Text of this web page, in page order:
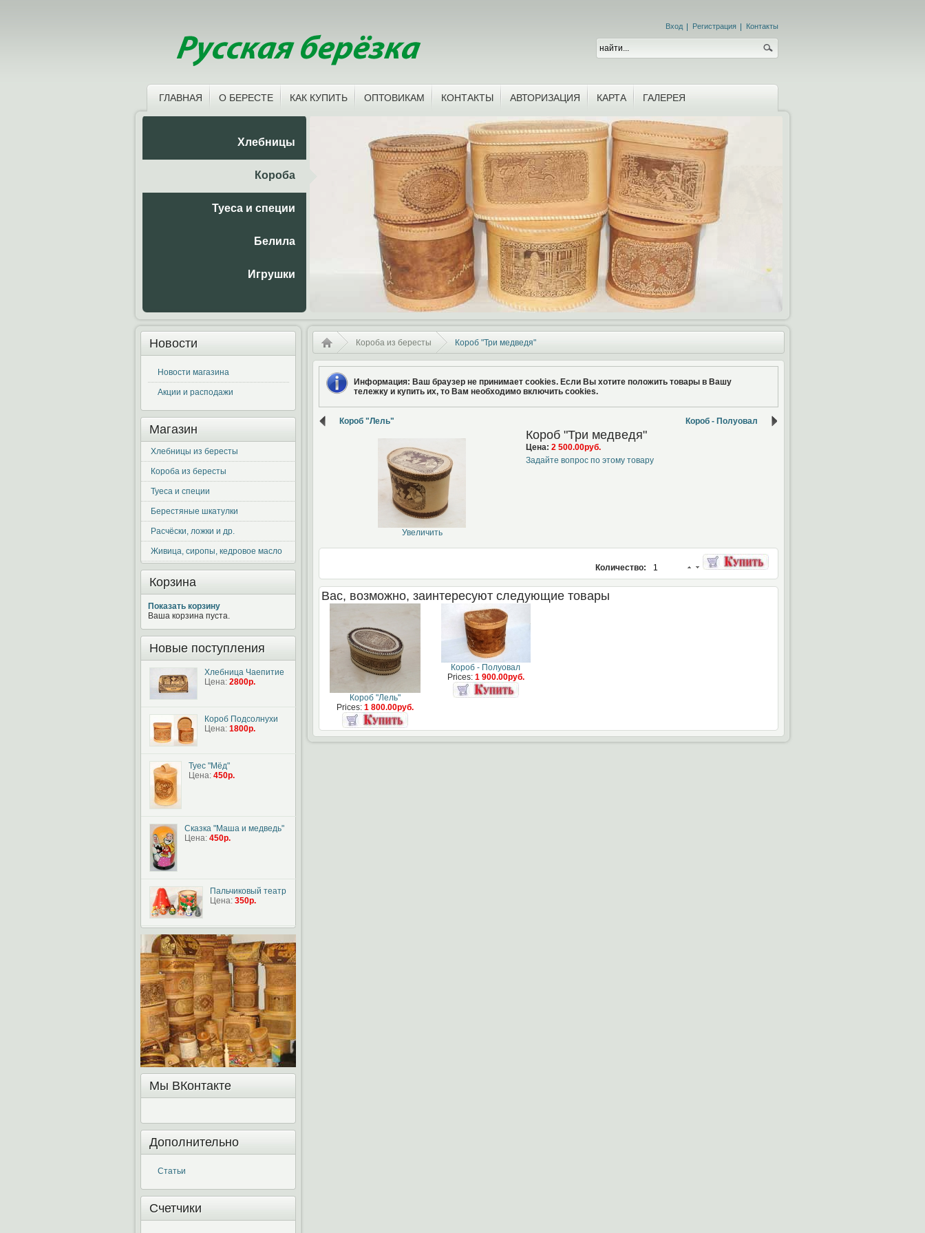
Вход Регистрация Контакты
ГЛАВНАЯ О БЕРЕСТЕ КАК КУПИТЬ ОПТОВИКАМ КОНТАКТЫ АВТОРИЗАЦИЯ КАРТА ГАЛЕРЕЯ
Хлебницы
Короба
Туеса и специи
Белила
Игрушки
Новости
Новости магазина
Акции и расподажи
Магазин
Хлебницы из бересты
Короба из бересты
Туеса и специи
Берестяные шкатулки
Расчёски, ложки и др.
Живица, сиропы, кедровое масло
Корзина
Показать корзину
Ваша корзина пуста.
Новые поступления
Хлебница Чаепитие
Цена: 2800р.
Короб Подсолнухи
Цена: 1800р.
Туес "Мёд"
Цена: 450р.
Сказка "Маша и медведь"
Цена: 450р.
Пальчиковый театр
Цена: 350р.
Мы ВКонтакте
Дополнительно
Статьи
Счетчики
Короба из бересты Короб "Три медведя"
Информация: Ваш браузер не принимает cookies. Если Вы хотите положить товары в Вашу
тележку и купить их, то Вам необходимо включить cookies.
Короб "Лель" Короб - Полуовал
Увеличить
Короб "Три медведя"
Цена: 2 500.00руб.
Задайте вопрос по этому товару
Количество:
Вас, возможно, заинтересуют следующие товары
Короб "Лель"
Prices: 1 800.00руб.
Короб - Полуовал
Prices: 1 900.00руб.